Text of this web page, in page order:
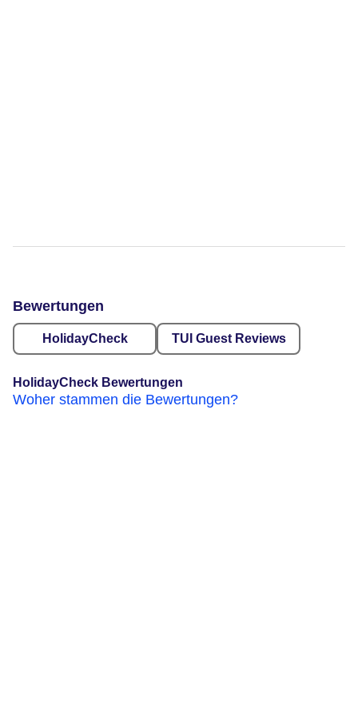
Bewertungen
HolidayCheck TUI Guest Reviews
HolidayCheck Bewertungen
Woher stammen die Bewertungen?